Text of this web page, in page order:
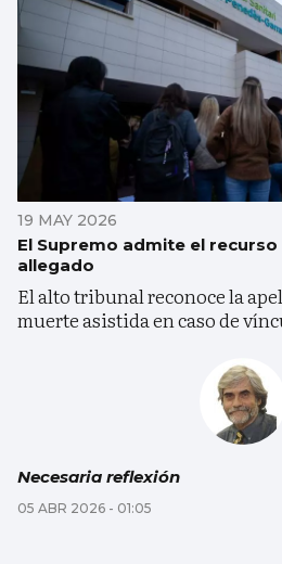
19 MAY 2026
El Supremo admite el
allegado
El alto tribunal reconoce la
muerte asistida en caso de
Necesaria reflexión
05 ABR 2026 - 01:05